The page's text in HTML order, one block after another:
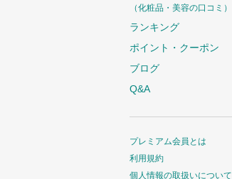
（化粧品・美容の口コミ）
ランキング
ポイント・クーポン
ブログ
Q&A
プレミアム会員とは
利用規約
個人情報の取扱いについて